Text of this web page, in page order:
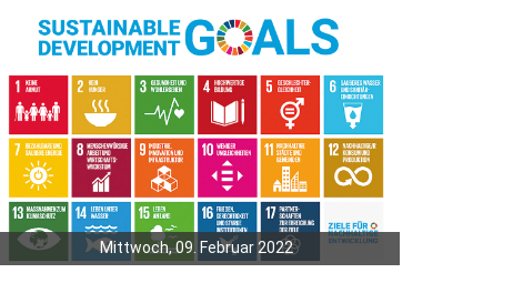
Mittwoch, 09. Februar 2022